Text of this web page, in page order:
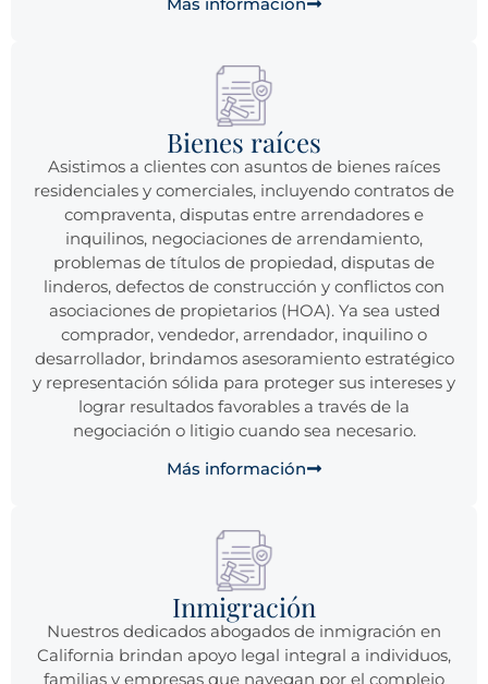
Bienes raíces
Asistimos a clientes con asuntos de bienes raíces
residenciales y comerciales, incluyendo contratos de
compraventa, disputas entre arrendadores e
inquilinos, negociaciones de arrendamiento,
problemas de títulos de propiedad, disputas de
linderos, defectos de construcción y conflictos con
asociaciones de propietarios (HOA). Ya sea usted
comprador, vendedor, arrendador, inquilino o
desarrollador, brindamos asesoramiento estratégico
y representación sólida para proteger sus intereses y
lograr resultados favorables a través de la
negociación o litigio cuando sea necesario.
Más información
Inmigración
Nuestros dedicados abogados de inmigración en
California brindan apoyo legal integral a individuos,
familias y empresas que navegan por el complejo